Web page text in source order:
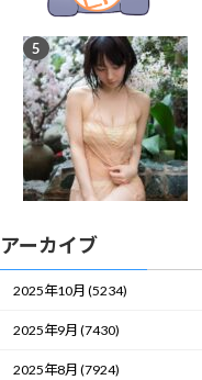
アーカイブ
2025年10月 (5234)
2025年9月 (7430)
2025年8月 (7924)